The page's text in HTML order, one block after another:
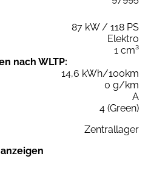
87 kW / 118 PS
Elektro
1 cm³
nach WLTP:
14,6 kWh/100km
0 g/km
A
4 (Green)
Zentrallager